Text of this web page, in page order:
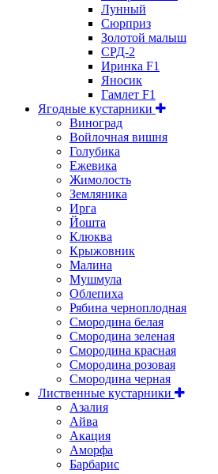
Лунный
Сюрприз
Золотой малыш
СРД-2
Иринка F1
Яносик
Гамлет F1
Ягодные кустарники
Виноград
Войлочная вишня
Голубика
Ежевика
Жимолость
Земляника
Ирга
Йошта
Клюква
Крыжовник
Малина
Мушмула
Облепиха
Рябина черноплодная
Смородина белая
Смородина зеленая
Смородина красная
Смородина розовая
Смородина черная
Лиственные кустарники
Азалия
Айва
Акация
Аморфа
Барбарис